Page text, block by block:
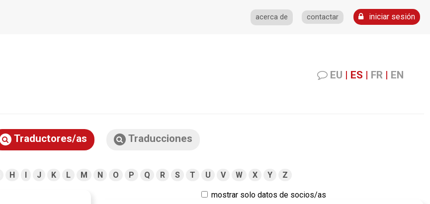
acerca de contactar iniciar sesión
EU | ES | FR | EN
Traductores/as Traducciones
H I J K L M N O P Q R S T U V W X Y Z
mostrar solo datos de socios/as